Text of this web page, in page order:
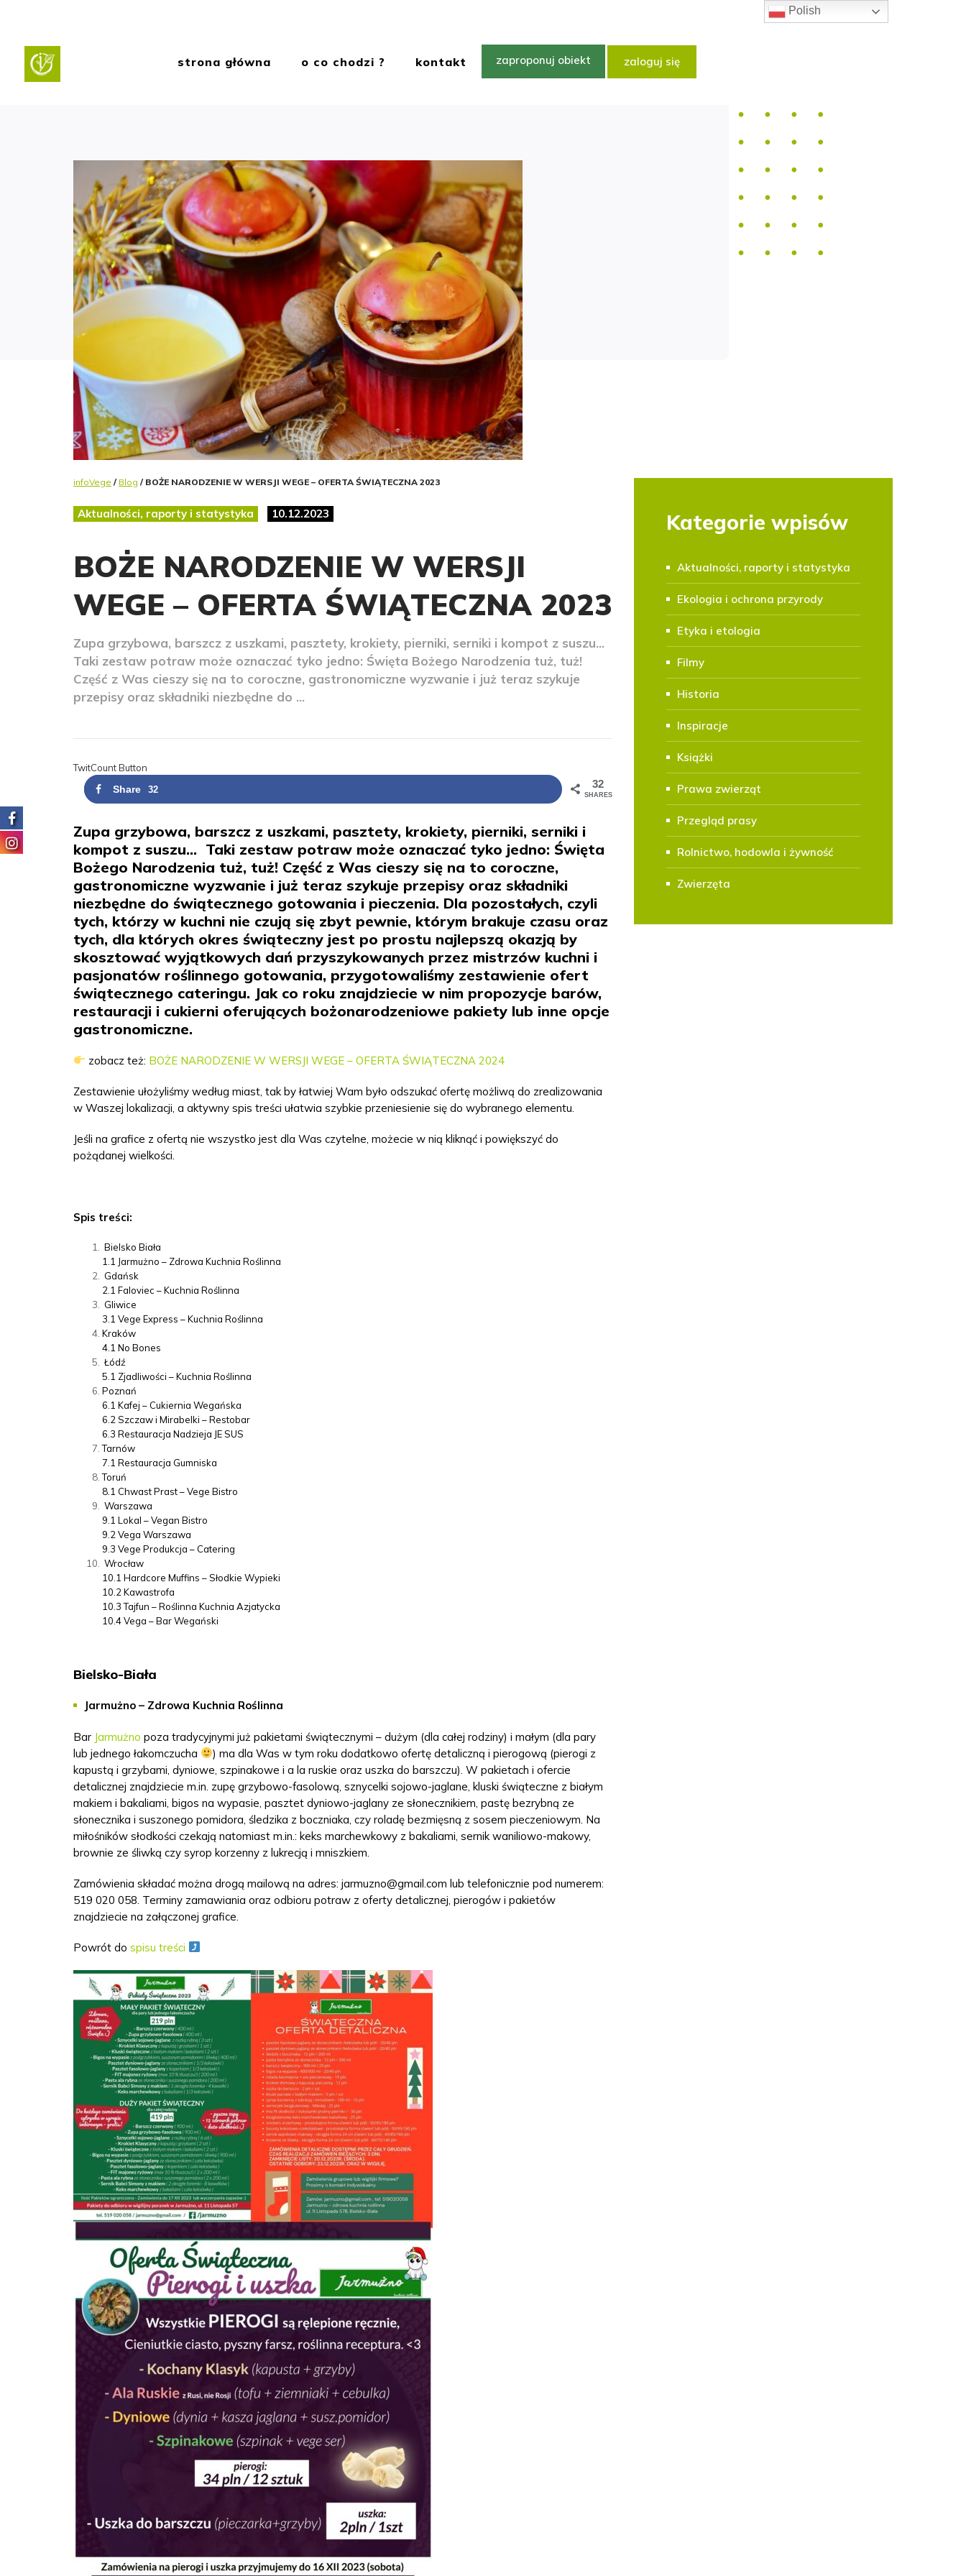
strona główna o co chodzi ? kontakt zaproponuj obiekt zaloguj się
infoVege / Blog / BOŻE NARODZENIE W WERSJI WEGE – OFERTA ŚWIĄTECZNA 2023
Aktualności, raporty i statystyka 10.12.2023
BOŻE NARODZENIE W WERSJI
WEGE – OFERTA ŚWIĄTECZNA 2023
Zupa grzybowa, barszcz z uszkami, pasztety, krokiety, pierniki, serniki i kompot z suszu...
Taki zestaw potraw może oznaczać tyko jedno: Święta Bożego Narodzenia tuż, tuż!
Część z Was cieszy się na to coroczne, gastronomiczne wyzwanie i już teraz szykuje
przepisy oraz składniki niezbędne do ...
TwitCount Button
Share
32 32
SHARES
Zupa grzybowa, barszcz z uszkami, pasztety, krokiety, pierniki, serniki i
kompot z suszu… Taki zestaw potraw może oznaczać tyko jedno: Święta
Bożego Narodzenia tuż, tuż! Część z Was cieszy się na to coroczne,
gastronomiczne wyzwanie i już teraz szykuje przepisy oraz składniki
niezbędne do świątecznego gotowania i pieczenia. Dla pozostałych, czyli
tych, którzy w kuchni nie czują się zbyt pewnie, którym brakuje czasu oraz
tych, dla których okres świąteczny jest po prostu najlepszą okazją by
skosztować wyjątkowych dań przyszykowanych przez mistrzów kuchni i
pasjonatów roślinnego gotowania, przygotowaliśmy zestawienie ofert
świątecznego cateringu. Jak co roku znajdziecie w nim propozycje barów,
restauracji i cukierni oferujących bożonarodzeniowe pakiety lub inne opcje
gastronomiczne.
zobacz też: BOŻE NARODZENIE W WERSJI WEGE – OFERTA ŚWIĄTECZNA 2024
Zestawienie ułożyliśmy według miast, tak by łatwiej Wam było odszukać ofertę możliwą do zrealizowania
w Waszej lokalizacji, a aktywny spis treści ułatwia szybkie przeniesienie się do wybranego elementu.
Jeśli na grafice z ofertą nie wszystko jest dla Was czytelne, możecie w nią kliknąć i powiększyć do
pożądanej wielkości.
Spis treści:
Bielsko Biała
1.1 Jarmużno – Zdrowa Kuchnia Roślinna
Gdańsk
2.1 Faloviec – Kuchnia Roślinna
Gliwice
3.1 Vege Express – Kuchnia Roślinna
Kraków
4.1 No Bones
Łódź
5.1 Zjadliwości – Kuchnia Roślinna
Poznań
6.1 Kafej – Cukiernia Wegańska
6.2 Szczaw i Mirabelki – Restobar
6.3 Restauracja Nadzieja JE SUS
Tarnów
7.1 Restauracja Gumniska
Toruń
8.1 Chwast Prast – Vege Bistro
Warszawa
9.1 Lokal – Vegan Bistro
9.2 Vega Warszawa
9.3 Vege Produkcja – Catering
Wrocław
10.1 Hardcore Muffins – Słodkie Wypieki
10.2 Kawastrofa
10.3Tajfun – Roślinna Kuchnia Azjatycka
10.4Vega – Bar Wegański
Bielsko-Biała
Jarmużno – Zdrowa Kuchnia Roślinna
Bar Jarmużno poza tradycyjnymi już pakietami świątecznymi – dużym (dla całej rodziny) i małym (dla pary
lub jednego łakomczucha
) ma dla Was w tym roku dodatkowo ofertę detaliczną i pierogową (pierogi z
kapustą i grzybami, dyniowe, szpinakowe i a la ruskie oraz uszka do barszczu). W pakietach i ofercie
detalicznej znajdziecie m.in. zupę grzybowo-fasolową, sznycelki sojowo-jaglane, kluski świąteczne z białym
makiem i bakaliami, bigos na wypasie, pasztet dyniowo-jaglany ze słonecznikiem, pastę bezrybną ze
słonecznika i suszonego pomidora, śledzika z boczniaka, czy roladę bezmięsną z sosem pieczeniowym. Na
miłośników słodkości czekają natomiast m.in.: keks marchewkowy z bakaliami, sernik waniliowo-makowy,
brownie ze śliwką czy syrop korzenny z lukrecją i mniszkiem.
Zamówienia składać można drogą mailową na adres: jarmuzno@gmail.com lub telefonicznie pod numerem:
519 020 058. Terminy zamawiania oraz odbioru potraw z oferty detalicznej, pierogów i pakietów
znajdziecie na załączonej grafice.
Powrót do spisu treści
Kategorie wpisów
Aktualności, raporty i statystyka
Ekologia i ochrona przyrody
Etyka i etologia
Filmy
Historia
Inspiracje
Książki
Prawa zwierząt
Przegląd prasy
Rolnictwo, hodowla i żywność
Zwierzęta
Polish